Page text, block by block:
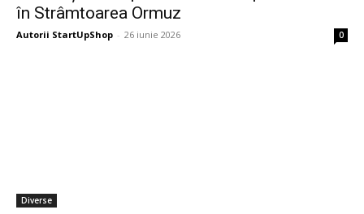
în Strâmtoarea Ormuz
Autorii StartUpShop - 26 iunie 2026 0
Diverse